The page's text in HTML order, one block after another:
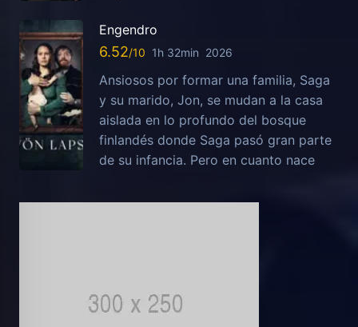
Engendro
6.52 1h 32min 2026
Ansiosos por formar una familia, Saga
y su marido, Jon, se mudan a la casa
aislada en lo profundo del bosque
finlandés donde Saga pasó gran parte
de su infancia. Pero en cuanto nace